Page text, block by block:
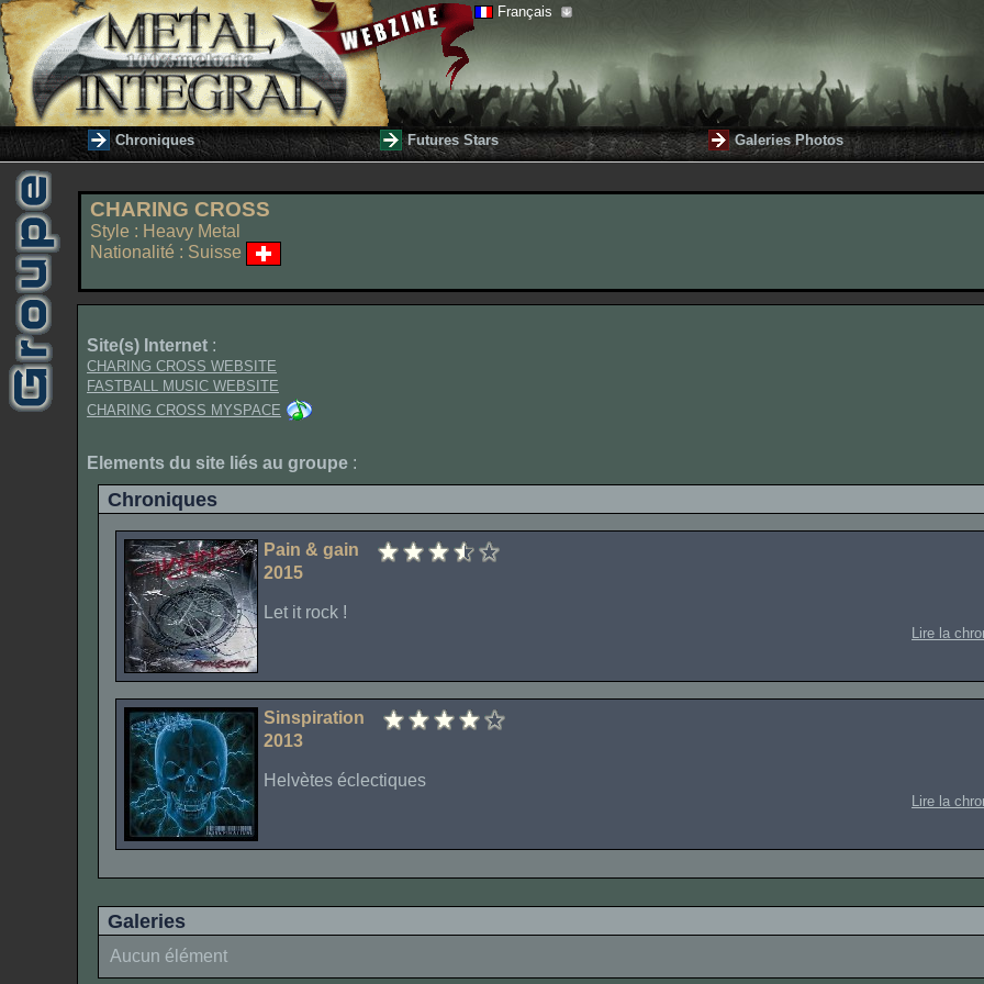
Français
Chroniques Futures Stars Galeries Photos
CHARING CROSS
Style : Heavy Metal
Nationalité : Suisse
Site(s) Internet :
CHARING CROSS WEBSITE
FASTBALL MUSIC WEBSITE
CHARING CROSS MYSPACE
Elements du site liés au groupe :
Chroniques
Pain & gain
2015
Let it rock !
Lire la
Sinspiration
2013
Helvètes éclectiques
Lire la
Galeries
Aucun élément